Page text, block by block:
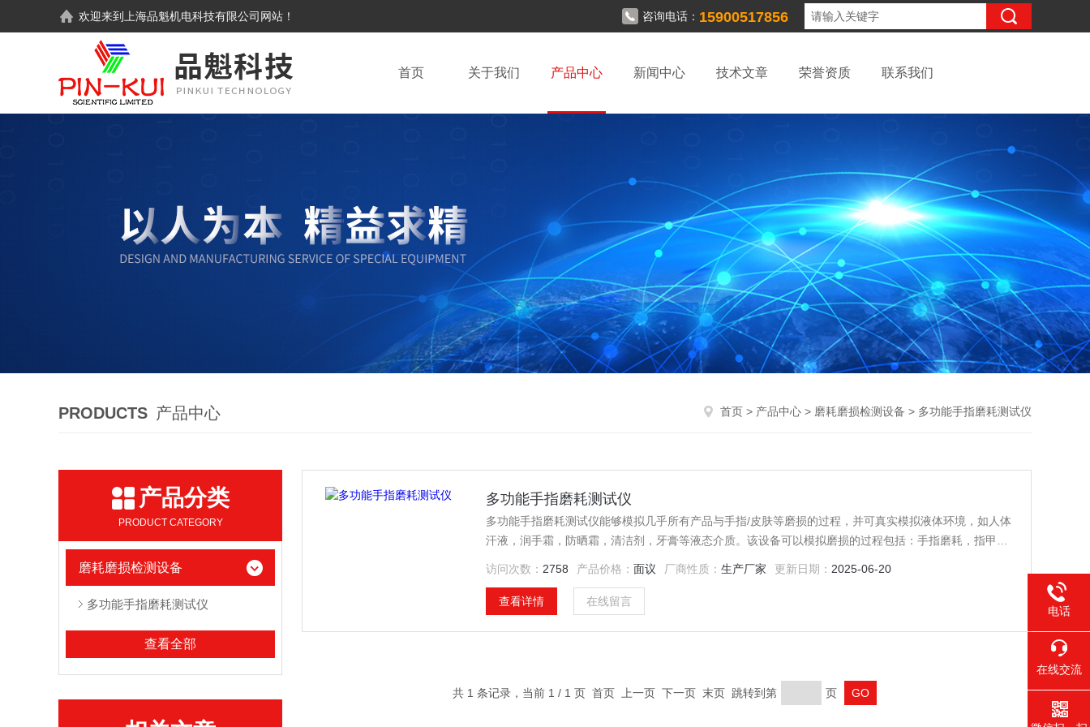
欢迎来到 上海品魁机电科技有限公司 网站！ 咨询电话： 15900517856
首页 关于我们 产品中心 新闻中心 技术文章 荣誉资质 联系我们
PRODUCTS 产品中心 首页 > 产品中心 > 磨耗磨损检测设备 > 多功能手指磨耗测试仪
产品分类
PRODUCT CATEGORY
磨耗磨损检测设备
多功能手指磨耗测试仪
查看全部
多功能手指磨耗测试仪
多功能手指磨耗测试仪能够模拟几乎所有产品与手指/皮肤等磨损的过程，并可真实模拟液体环境，如人体
汗液，润手霜，防晒霜，清洁剂，牙膏等液态介质。该设备可以模拟磨损的过程包括：手指磨耗，指甲划
访问次数： 2758 产品价格： 面议 厂商性质： 生产厂家 更新日期： 2025-06-20
查看详情 在线留言
共 1 条记录，当前 1 / 1 页 首页 上一页 下一页 末页 跳转到第 页
电话
在线交流